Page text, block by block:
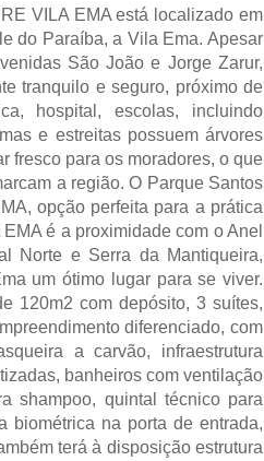
VILA EMA está localizado em
do Paraíba, a Vila Ema. Apesar
São João e Jorge Zarur,
tranquilo e seguro, próximo de
hospital, escolas, incluindo
e estreitas possuem árvores
fresco para os moradores, o que
a região. O Parque Santos
opção perfeita para a prática
é a proximidade com o Anel
Norte e Serra da Mantiqueira,
um ótimo lugar para se viver.
120m2 com depósito, 3 suítes,
diferenciado, com
a carvão, infraestrutura
banheiros com ventilação
shampoo, quintal técnico para
biométrica na porta de entrada,
terá à disposição estrutura